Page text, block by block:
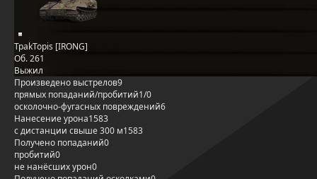
TpakTopis [IRONG]
Об. 261
Выжил
Произведено выстрелов9
прямых попаданий/пробитий1/0
осколочно-фугасных повреждений6
Нанесение урона1583
с дистанции свыше 300 м1583
Получено попаданий0
пробитий0
не нанёсших урон0